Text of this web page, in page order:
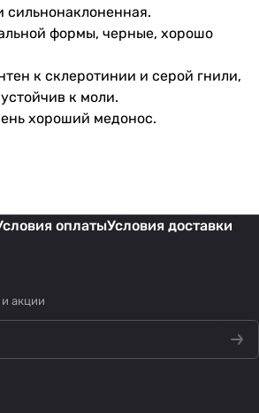
сильнонаклоненная.
формы, черные, хорошо
к склеротинии и серой гнили,
к моли.
хороший медонос.
оплатыУсловия доставки
акции